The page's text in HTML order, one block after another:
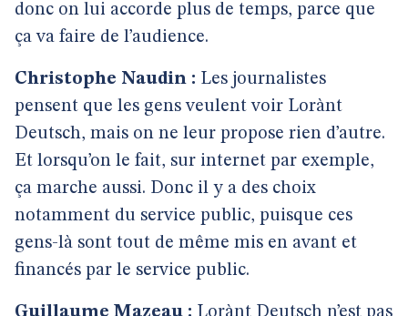
donc on lui accorde plus de temps, parce que
ça va faire de l’audience.
Christophe Naudin : Les journalistes
pensent que les gens veulent voir Lorànt
Deutsch, mais on ne leur propose rien d’autre.
Et lorsqu’on le fait, sur internet par exemple,
ça marche aussi. Donc il y a des choix
notamment du service public, puisque ces
gens-là sont tout de même mis en avant et
financés par le service public.
Guillaume Mazeau : Lorànt Deutsch n’est pas